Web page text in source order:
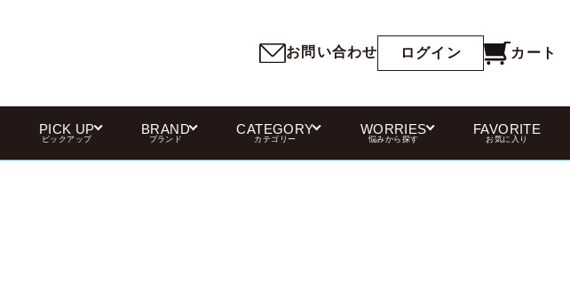
お問い合わせ ログイン カート
PICK UP
ピックアップ
BRAND
ブランド
CATEGORY
カテゴリー
WORRIES
悩みから探す
FAVORITE
お気に入り